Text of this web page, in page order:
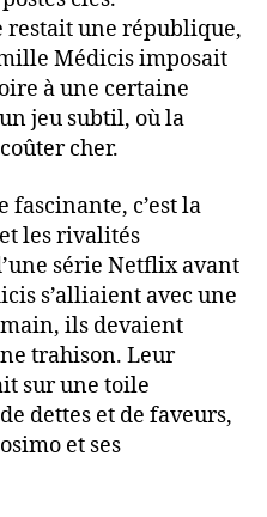
une république,
Médicis imposait
à une certaine
jeu subtil, où la
cher.
fascinante, c’est la
les rivalités
série Netflix avant
s’alliaient avec une
ils devaient
trahison. Leur
sur une toile
dettes et de faveurs,
et ses